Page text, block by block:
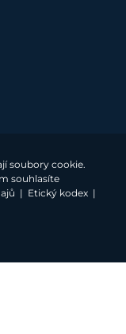
soubory cookie.
souhlasíte
| Etický kodex |